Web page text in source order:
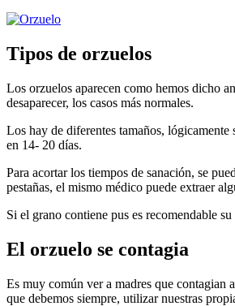
Tipos de orzuelos
Los orzuelos aparecen como hemos dicho
desaparecer, los casos más normales.
Los hay de diferentes tamaños, lógicamente
en 14- 20 días.
Para acortar los tiempos de sanación, se
pestañas, el mismo médico puede extraer
Si el grano contiene pus es recomendable
El orzuelo se contagia
Es muy común ver a madres que contagian
que debemos siempre, utilizar nuestras